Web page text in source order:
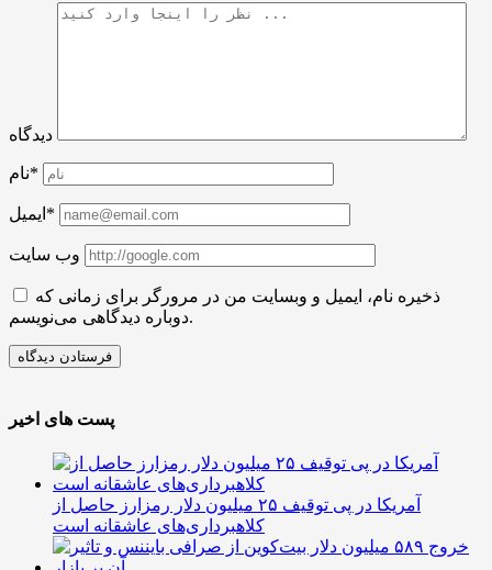
دیدگاه
نام*
ایمیل*
وب سایت
ذخیره نام، ایمیل و وبسایت من در مرورگر برای زمانی که
دوباره دیدگاهی می‌نویسم.
پست های اخیر
آمریکا در پی توقیف ۲۵ میلیون دلار رمزارز حاصل از
کلاهبرداری‌های عاشقانه است